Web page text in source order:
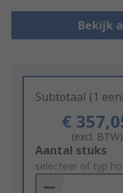
Bekijk
Subtotaal (1
€
(excl. BTW)
Add
to
Basket
Aantal stuks
selecteer of typ